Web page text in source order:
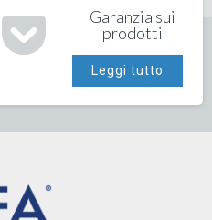
Garanzia sui
prodotti
Leggi tutto